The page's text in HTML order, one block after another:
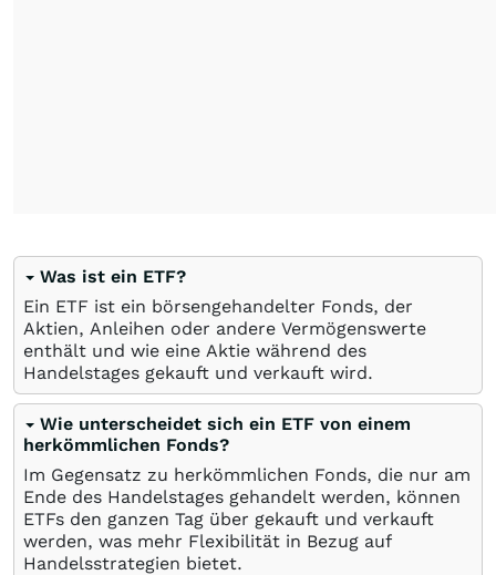
Was ist ein ETF?
Ein ETF ist ein börsengehandelter Fonds, der
Aktien, Anleihen oder andere Vermögenswerte
enthält und wie eine Aktie während des
Handelstages gekauft und verkauft wird.
Wie unterscheidet sich ein ETF von einem
herkömmlichen Fonds?
Im Gegensatz zu herkömmlichen Fonds, die nur am
Ende des Handelstages gehandelt werden, können
ETFs den ganzen Tag über gekauft und verkauft
werden, was mehr Flexibilität in Bezug auf
Handelsstrategien bietet.